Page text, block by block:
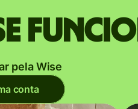
pela Wise
conta